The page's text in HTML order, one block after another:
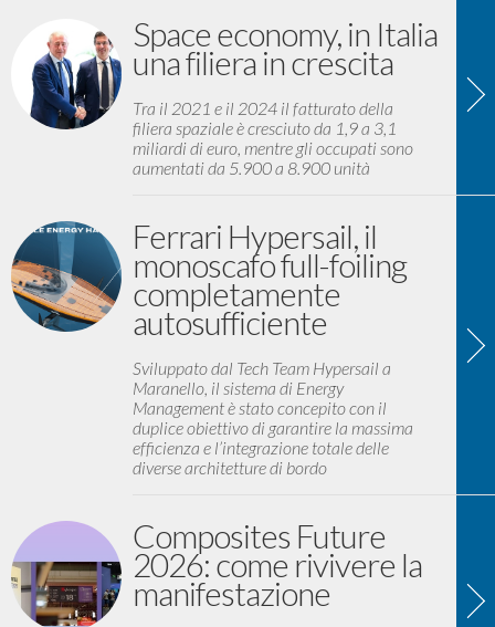
Space economy, in Italia
una filiera in crescita
Tra il 2021 e il 2024 il fatturato della
filiera spaziale è cresciuto da 1,9 a 3,1
miliardi di euro, mentre gli occupati sono
aumentati da 5.900 a 8.900 unità
Ferrari Hypersail, il
monoscafo full-foiling
completamente
autosufficiente
Sviluppato dal Tech Team Hypersail a
Maranello, il sistema di Energy
Management è stato concepito con il
duplice obiettivo di garantire la massima
efficienza e l’integrazione totale delle
diverse architetture di bordo
Composites Future
2026: come rivivere la
manifestazione